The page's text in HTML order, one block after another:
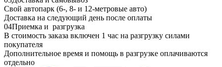
Свой автопарк (6-, 8- и 12-метровые авто)
Доставка на следующий день после оплаты
04Приемка и разгрузка
В стоимость заказа включен 1 час на разгрузку силами
покупателя
Дополнительное время и помощь в разгрузке оплачиваются
отдельно